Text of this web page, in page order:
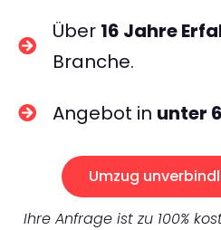
Über 16 Jahre
Branche.
Angebot in unter
Umzug
Ihre Anfrage ist zu 100%